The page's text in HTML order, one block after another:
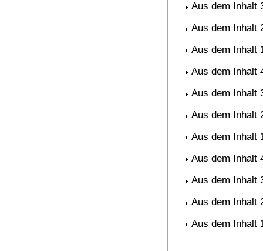
Aus dem Inhalt
Aus dem Inhalt
Aus dem Inhalt
Aus dem Inhalt
Aus dem Inhalt
Aus dem Inhalt
Aus dem Inhalt
Aus dem Inhalt
Aus dem Inhalt
Aus dem Inhalt
Aus dem Inhalt